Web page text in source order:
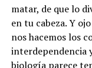
matar, de que lo
en tu cabeza. Y
nos hacemos los
interdependencia
biología parece